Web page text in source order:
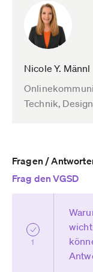
Nicole Y. Männl
Technik,
Fragen /
Frag den VGSD
1